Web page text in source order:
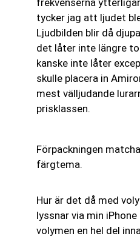
frekvenserna
tycker jag att ljudet
Ljudbilden blir då
det låter inte längre
kanske inte låter
skulle placera in
mest välljudande
prisklassen.
Förpackningen
färgtema.
Hur är det då med
lyssnar via min
volymen en hel del